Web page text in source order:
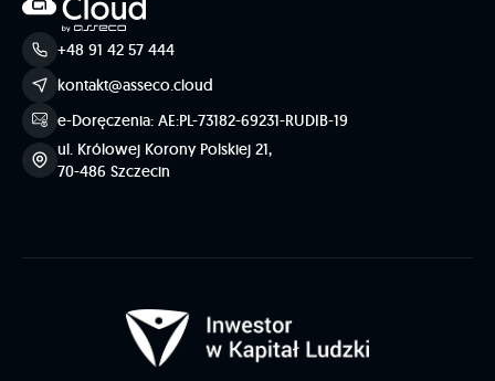
+48 91 42 57 444
kontakt@asseco.cloud
e-Doręczenia: AE:PL-73182-69231-RUDIB-19
ul. Królowej Korony Polskiej 21,
70-486 Szczecin